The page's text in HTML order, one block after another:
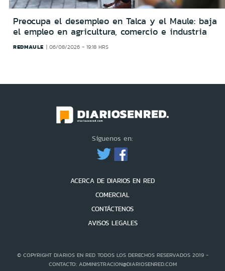
Preocupa el desempleo en Talca y el Maule: baja
el empleo en agricultura, comercio e industria
REDMAULE 06/08/2026 - 19:18 HRS
Síguenos en:
ACERCA DE DIARIOS EN RED
COMERCIAL
CONTÁCTENOS
AVISOS LEGALES
© COPYRIGHT DIARIOS EN RED TODOS LOS DERECHOS RESERVADOS 2019 -
CONTACTO: ADMINISTRACION@DIARIOSENRED.COM